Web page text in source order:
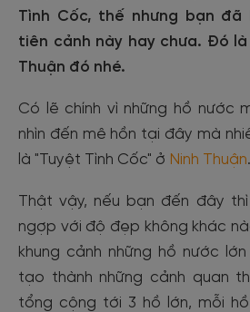
Tình Cốc, thế nhưng bạn
tiên cảnh này hay chưa. Đó là
Thuận đó nhé.
Có lẽ chính vì những hồ nước
nhìn đến mê hồn tại đây mà
là "Tuyệt Tình Cốc" ở Ninh Thuận.
Thật vậy, nếu bạn đến đây
ngợp với độ đẹp không khác
khung cảnh những hồ nước
tạo thành những cảnh quan
tổng cộng tới 3 hồ lớn, mỗi